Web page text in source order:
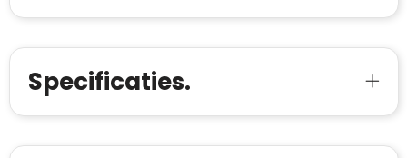
Specificaties.